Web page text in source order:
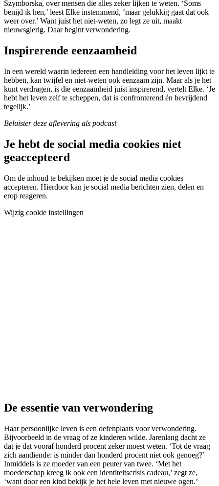
Szymborska, over mensen die alles zeker lijken te weten. ‘Soms
benijd ik hen,’ leest Elke instemmend, ‘maar gelukkig gaat dat ook
weer over.’ Want juist het niet-weten, zo legt ze uit, maakt
nieuwsgierig. Daar begint verwondering.
Inspirerende eenzaamheid
In een wereld waarin iedereen een handleiding voor het leven lijkt te
hebben, kan twijfel en niet-weten ook eenzaam zijn. Maar als je het
kunt verdragen, is die eenzaamheid juist inspirerend, vertelt Elke. ‘Je
hebt het leven zelf te scheppen, dat is confronterend én bevrijdend
tegelijk.’
Beluister deze aflevering als podcast
Je hebt de social media cookies niet
geaccepteerd
Om de inhoud te bekijken moet je de social media cookies
accepteren. Hierdoor kan je social media berichten zien, delen en
erop reageren.
Wijzig cookie instellingen
De essentie van verwondering
Haar persoonlijke leven is een oefenplaats voor verwondering.
Bijvoorbeeld in de vraag of ze kinderen wilde. Jarenlang dacht ze
dat je dat vooraf honderd procent zeker moest weten. ‘Tot de vraag
zich aandiende: is minder dan honderd procent niet ook genoeg?’
Inmiddels is ze moeder van een peuter van twee. ‘Met het
moederschap kreeg ik ook een identiteitscrisis cadeau,’ zegt ze,
‘want door een kind bekijk je het hele leven met nieuwe ogen.’